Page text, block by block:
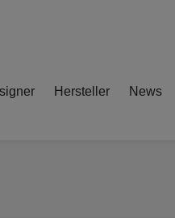
Hersteller News